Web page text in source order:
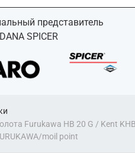
представитель
SPICER
Furukawa HB 20 G / Kent
moil point